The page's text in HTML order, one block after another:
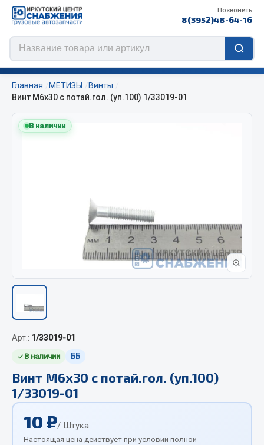
Позвонить
8(3952)48-64-16
Цепи противоскольжения
Отопители салона, подогреватели
Жидкостные подогреватели
Весь раздел
Автозвук
Главная МЕТИЗЫ
Винты
Винт М6х30 с потай.гол. (уп.100) 1/33019-01
В наличии
Арт.: 1/33019-01
В наличии ББ
Винт М6х30 с потай.гол. (уп.100)
1/33019-01
10 ₽/ Штука
Настоящая цена действует при условии полной